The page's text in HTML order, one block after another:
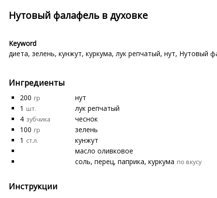
Нутовый фалафель в духовке
Keyword
диета, зелень, кунжут, куркума, лук репчатый, нут, Нутовый
Ингредиенты
200 гр
нут
1 шт.
лук репчатый
4 зубчика
чеснок
100 гр
зелень
1 ст.л.
кунжут
масло оливковое
соль, перец, паприка, куркума по вкусу
Инструкции